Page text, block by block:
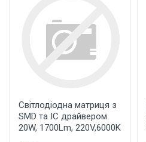
Світлодіодна матриця з
SMD та IC драйвером
20W, 1700Lm, 220V,6000K